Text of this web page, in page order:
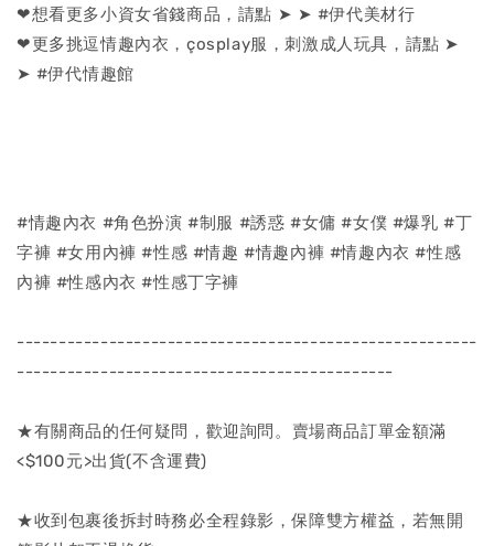
❤想看更多小資女省錢商品，請點 ➤ ➤ #伊代美材行
❤更多挑逗情趣內衣，çosplay服，刺激成人玩具，請點 ➤
➤ #伊代情趣館
#情趣內衣 #角色扮演 #制服 #誘惑 #女傭 #女僕 #爆乳 #丁
字褲 #女用內褲 #性感 #情趣 #情趣內褲 #情趣內衣 #性感
內褲 #性感內衣 #性感丁字褲
-------------------------------------------------------
---------------------------------------------
★有關商品的任何疑問，歡迎詢問。賣場商品訂單金額滿
<$100元>出貨(不含運費)
★收到包裹後拆封時務必全程錄影，保障雙方權益，若無開